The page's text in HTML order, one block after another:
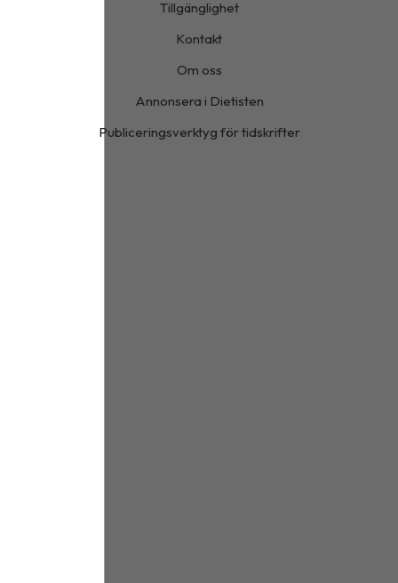
Tillgänglighet
Kontakt
Om oss
Annonsera i Dietisten
Publiceringsverktyg för tidskrifter